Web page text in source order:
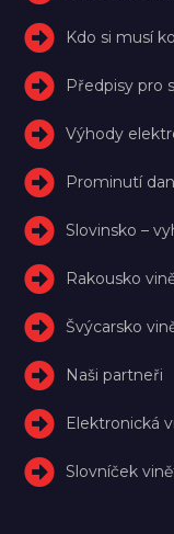
Kdo si musí
Předpisy pro
Výhody
Prominutí
Slovinsko –
Rakousko
Švýcarsko
Naši partneři
Elektronická
Slovníček